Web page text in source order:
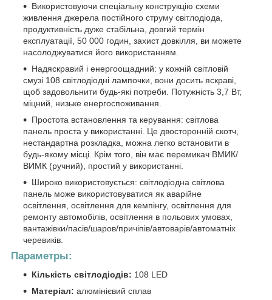
Використовуючи спеціальну конструкцію схеми
живлення джерела постійного струму світлодіода,
продуктивність дуже стабільна, довгий термін
експлуатації, 50 000 годин, захист довкілля, ви можете
насолоджуватися його використанням.
Надяскравий і енергоощадний: у кожній світловій
смузі 108 світлодіодні лампочки, вони досить яскраві,
щоб задовольнити будь-які потреби. Потужність 3,7 Вт,
міцний, низьке енергоспоживання.
Простота встановлення та керування: світлова
панель проста у використанні. Це двосторонній скотч,
нестандартна розкладка, можна легко встановити в
будь-якому місці. Крім того, він має перемикач ВМИК/
ВИМК (ручний), простий у використанні.
Широко використовується: світлодіодна світлова
панель може використовуватися як аварійне
освітлення, освітлення для кемпінгу, освітлення для
ремонту автомобілів, освітлення в польових умовах,
вантажівки/пасів/шаров/причіпів/автоварів/автоматніх
черевиків.
Параметры:
Кількість світлодіодів: 108 LED
Матеріал: алюмінієвий сплав